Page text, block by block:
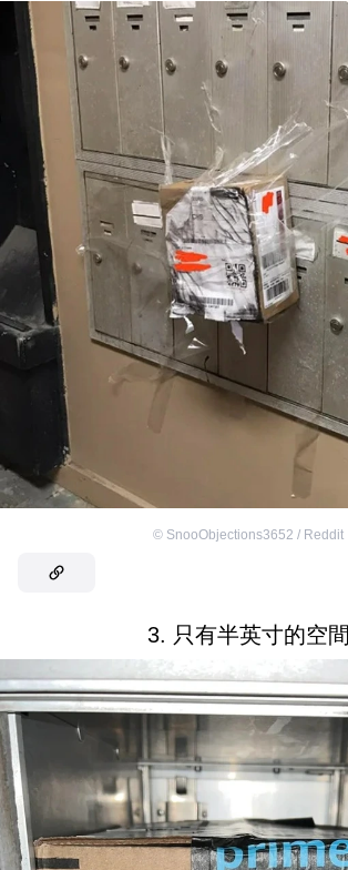
© SnooObjections3652 / Reddit
3. 只有半英寸的空間